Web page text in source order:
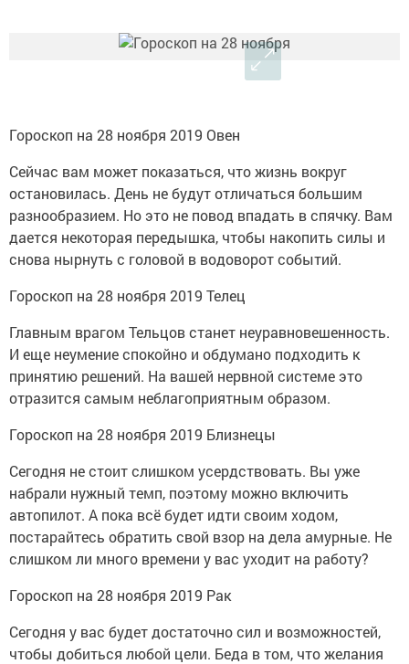
Гороскоп на 28 ноября 2019 Овен
Сейчас вам может показаться, что жизнь вокруг
остановилась. День не будут отличаться большим
разнообразием. Но это не повод впадать в спячку. Вам
дается некоторая передышка, чтобы накопить силы и
снова нырнуть с головой в водоворот событий.
Гороскоп на 28 ноября 2019 Телец
Главным врагом Тельцов станет неуравновешенность.
И еще неумение спокойно и обдумано подходить к
принятию решений. На вашей нервной системе это
отразится самым неблагоприятным образом.
Гороскоп на 28 ноября 2019 Близнецы
Сегодня не стоит слишком усердствовать. Вы уже
набрали нужный темп, поэтому можно включить
автопилот. А пока всё будет идти своим ходом,
постарайтесь обратить свой взор на дела амурные. Не
слишком ли много времени у вас уходит на работу?
Гороскоп на 28 ноября 2019 Рак
Сегодня у вас будет достаточно сил и возможностей,
чтобы добиться любой цели. Беда в том, что желания